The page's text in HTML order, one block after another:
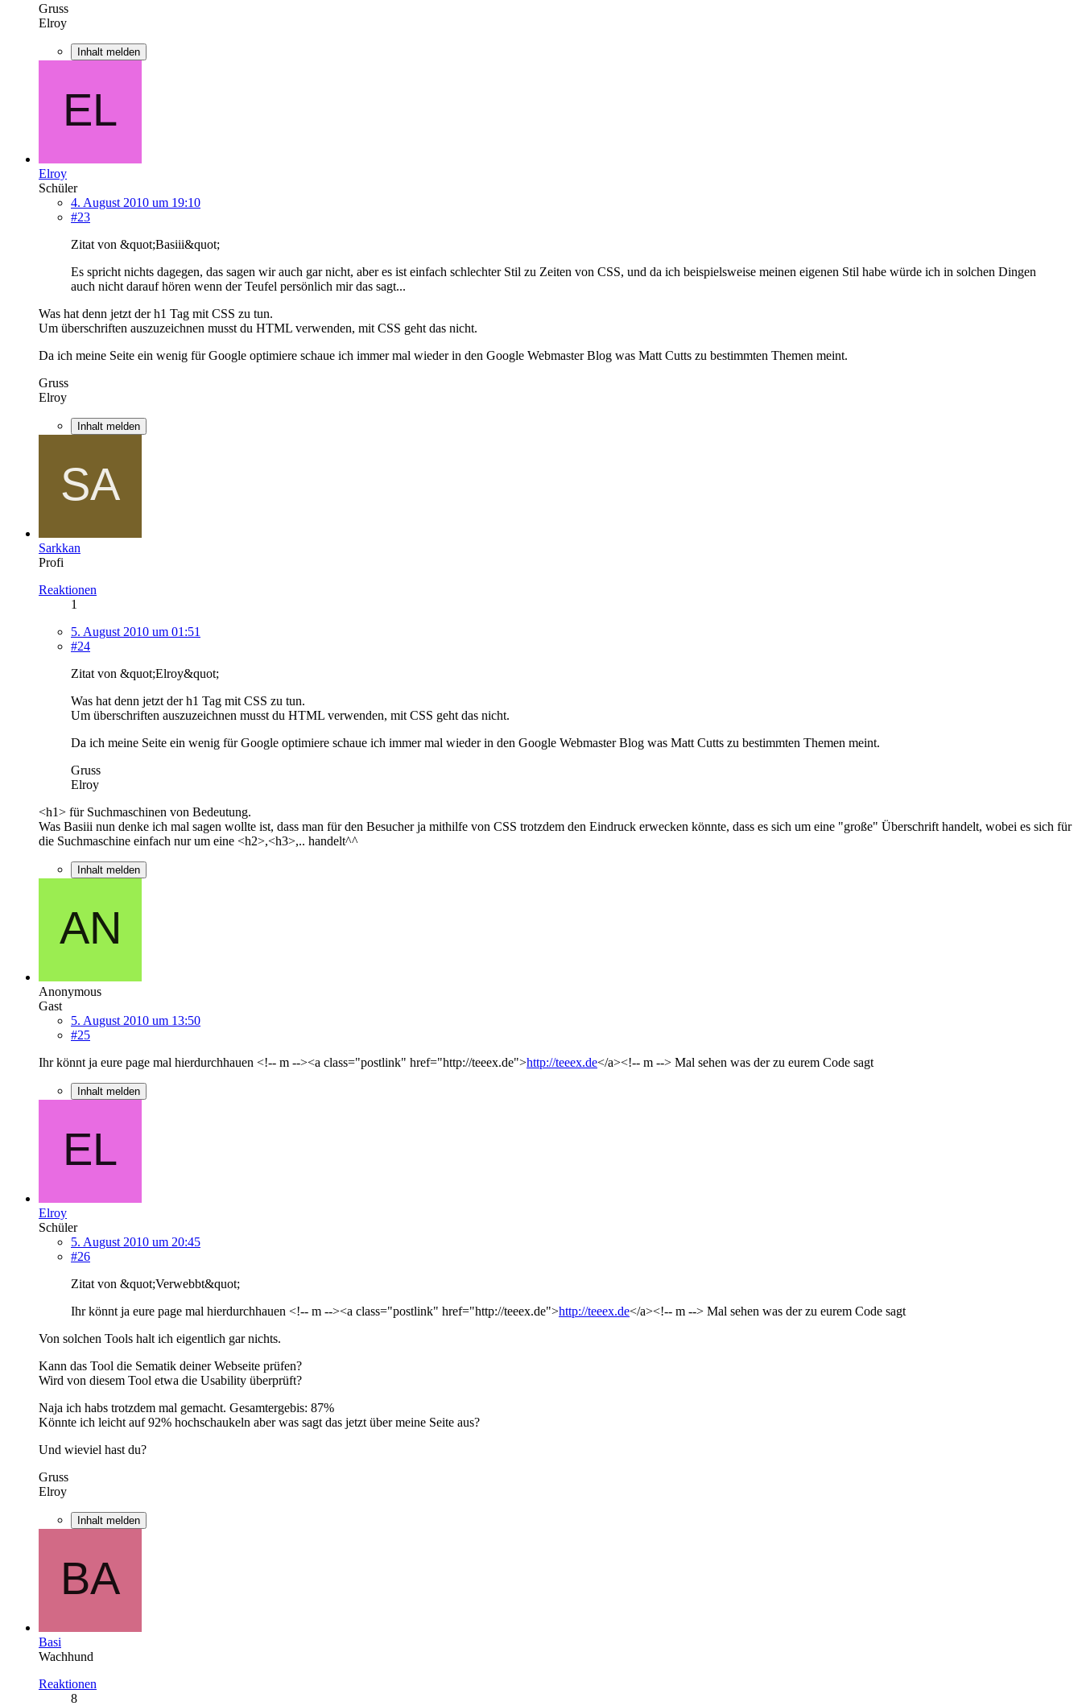
Gruss
Elroy
Inhalt melden
Elroy
Schüler
4. August 2010 um 19:10
#23
Zitat von &quot;Basiii&quot;
Es spricht nichts dagegen, das sagen wir auch gar nicht, aber es ist einfach schlechter Stil zu Zeiten von CSS, und da ich beispielsweise meinen eigenen Stil habe würde ich in solchen Dingen
auch nicht darauf hören wenn der Teufel persönlich mir das sagt...
Was hat denn jetzt der h1 Tag mit CSS zu tun.
Um überschriften auszuzeichnen musst du HTML verwenden, mit CSS geht das nicht.
Da ich meine Seite ein wenig für Google optimiere schaue ich immer mal wieder in den Google Webmaster Blog was Matt Cutts zu bestimmten Themen meint.
Gruss
Elroy
Inhalt melden
Sarkkan
Profi
Reaktionen
1
5. August 2010 um 01:51
#24
Zitat von &quot;Elroy&quot;
Was hat denn jetzt der h1 Tag mit CSS zu tun.
Um überschriften auszuzeichnen musst du HTML verwenden, mit CSS geht das nicht.
Da ich meine Seite ein wenig für Google optimiere schaue ich immer mal wieder in den Google Webmaster Blog was Matt Cutts zu bestimmten Themen meint.
Gruss
Elroy
<h1> für Suchmaschinen von Bedeutung.
Was Basiii nun denke ich mal sagen wollte ist, dass man für den Besucher ja mithilfe von CSS trotzdem den Eindruck erwecken könnte, dass es sich um eine "große" Überschrift handelt, wobei es sich für
die Suchmaschine einfach nur um eine <h2>,<h3>,.. handelt^^
Inhalt melden
Anonymous
Gast
5. August 2010 um 13:50
#25
Ihr könnt ja eure page mal hierdurchhauen <!-- m --><a class="postlink" href="http://teeex.de">http://teeex.de</a><!-- m --> Mal sehen was der zu eurem Code sagt
Inhalt melden
Elroy
Schüler
5. August 2010 um 20:45
#26
Zitat von &quot;Verwebbt&quot;
Ihr könnt ja eure page mal hierdurchhauen <!-- m --><a class="postlink" href="http://teeex.de">http://teeex.de</a><!-- m --> Mal sehen was der zu eurem Code sagt
Von solchen Tools halt ich eigentlich gar nichts.
Kann das Tool die Sematik deiner Webseite prüfen?
Wird von diesem Tool etwa die Usability überprüft?
Naja ich habs trotzdem mal gemacht. Gesamtergebis: 87%
Könnte ich leicht auf 92% hochschaukeln aber was sagt das jetzt über meine Seite aus?
Und wieviel hast du?
Gruss
Elroy
Inhalt melden
Basi
Wachhund
Reaktionen
8